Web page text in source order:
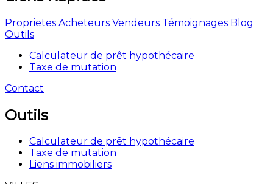
Proprietes Acheteurs Vendeurs Témoignages Blog
Outils
Calculateur de prêt hypothécaire
Taxe de mutation
Contact
Outils
Calculateur de prêt hypothécaire
Taxe de mutation
Liens immobiliers